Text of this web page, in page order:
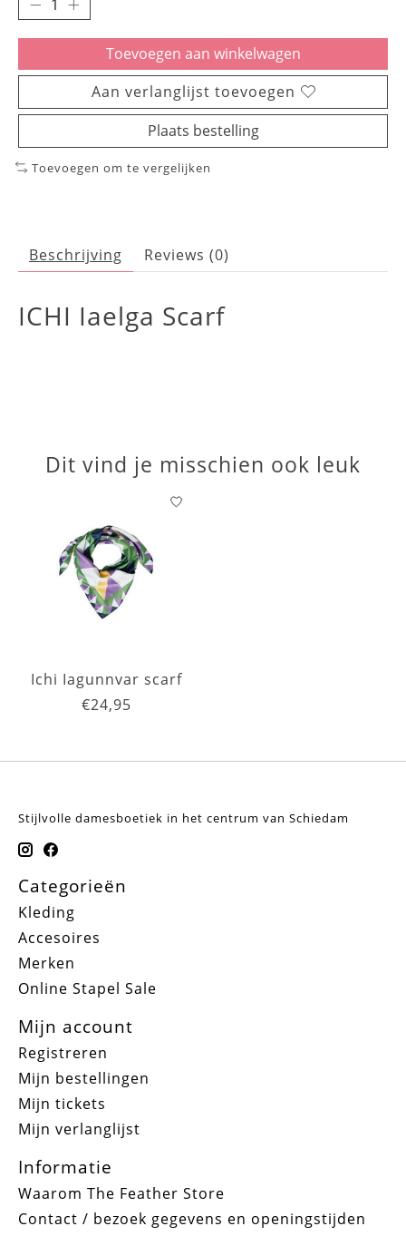
Toevoegen aan winkelwagen
Aan verlanglijst toevoegen
Plaats bestelling
Toevoegen om te vergelijken
Beschrijving Reviews (0)
ICHI Iaelga Scarf
Dit vind je misschien ook leuk
Items van productcarrousel
Ichi Iagunnvar scarf
€24,95
Stijlvolle damesboetiek in het centrum van Schiedam
Categorieën
Kleding
Accesoires
Merken
Online Stapel Sale
Mijn account
Registreren
Mijn bestellingen
Mijn tickets
Mijn verlanglijst
Informatie
Waarom The Feather Store
Contact / bezoek gegevens en openingstijden